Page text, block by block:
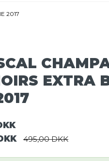
2017
EXTRA
495,00 DKK